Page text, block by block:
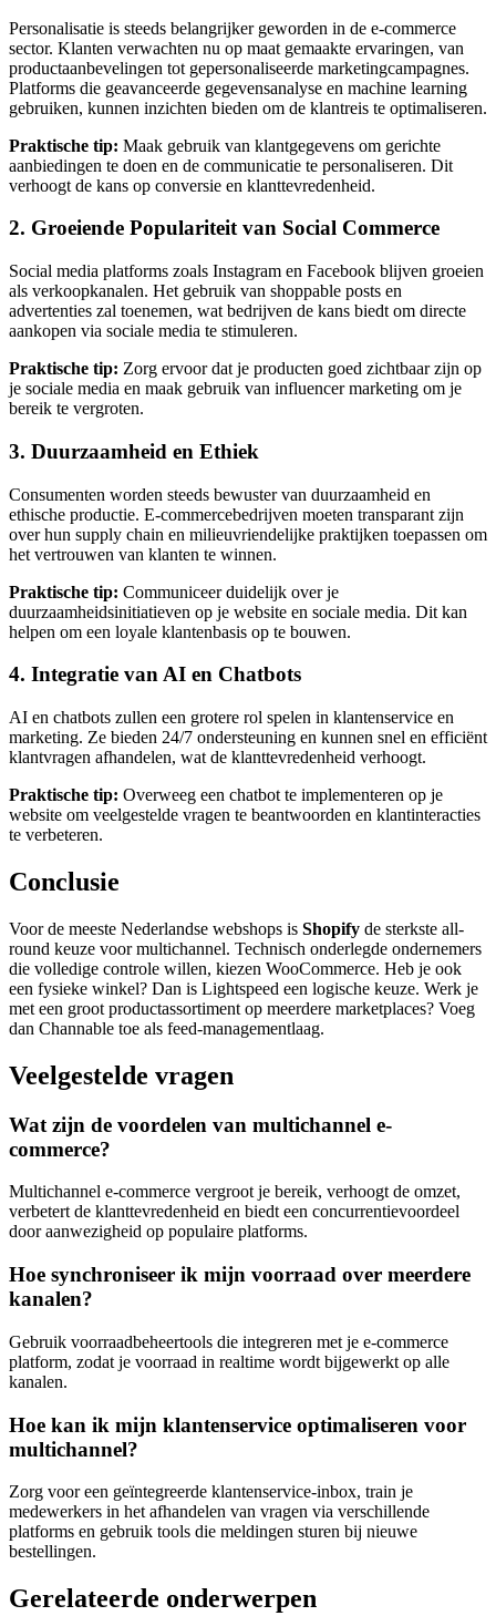
Personalisatie is steeds belangrijker geworden in de e-commerce
sector. Klanten verwachten nu op maat gemaakte ervaringen, van
productaanbevelingen tot gepersonaliseerde marketingcampagnes.
Platforms die geavanceerde gegevensanalyse en machine learning
gebruiken, kunnen inzichten bieden om de klantreis te optimaliseren.
Praktische tip: Maak gebruik van klantgegevens om gerichte
aanbiedingen te doen en de communicatie te personaliseren. Dit
verhoogt de kans op conversie en klanttevredenheid.
2. Groeiende Populariteit van Social Commerce
Social media platforms zoals Instagram en Facebook blijven groeien
als verkoopkanalen. Het gebruik van shoppable posts en
advertenties zal toenemen, wat bedrijven de kans biedt om directe
aankopen via sociale media te stimuleren.
Praktische tip: Zorg ervoor dat je producten goed zichtbaar zijn op
je sociale media en maak gebruik van influencer marketing om je
bereik te vergroten.
3. Duurzaamheid en Ethiek
Consumenten worden steeds bewuster van duurzaamheid en
ethische productie. E-commercebedrijven moeten transparant zijn
over hun supply chain en milieuvriendelijke praktijken toepassen om
het vertrouwen van klanten te winnen.
Praktische tip: Communiceer duidelijk over je
duurzaamheidsinitiatieven op je website en sociale media. Dit kan
helpen om een loyale klantenbasis op te bouwen.
4. Integratie van AI en Chatbots
AI en chatbots zullen een grotere rol spelen in klantenservice en
marketing. Ze bieden 24/7 ondersteuning en kunnen snel en efficiënt
klantvragen afhandelen, wat de klanttevredenheid verhoogt.
Praktische tip: Overweeg een chatbot te implementeren op je
website om veelgestelde vragen te beantwoorden en klantinteracties
te verbeteren.
Conclusie
Voor de meeste Nederlandse webshops is Shopify de sterkste all-
round keuze voor multichannel. Technisch onderlegde ondernemers
die volledige controle willen, kiezen WooCommerce. Heb je ook
een fysieke winkel? Dan is Lightspeed een logische keuze. Werk je
met een groot productassortiment op meerdere marketplaces? Voeg
dan Channable toe als feed-managementlaag.
Veelgestelde vragen
Wat zijn de voordelen van multichannel e-
commerce?
Multichannel e-commerce vergroot je bereik, verhoogt de omzet,
verbetert de klanttevredenheid en biedt een concurrentievoordeel
door aanwezigheid op populaire platforms.
Hoe synchroniseer ik mijn voorraad over meerdere
kanalen?
Gebruik voorraadbeheertools die integreren met je e-commerce
platform, zodat je voorraad in realtime wordt bijgewerkt op alle
kanalen.
Hoe kan ik mijn klantenservice optimaliseren voor
multichannel?
Zorg voor een geïntegreerde klantenservice-inbox, train je
medewerkers in het afhandelen van vragen via verschillende
platforms en gebruik tools die meldingen sturen bij nieuwe
bestellingen.
Gerelateerde onderwerpen